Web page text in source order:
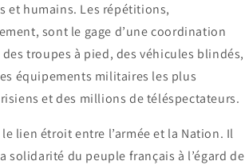
et humains. Les répétitions,
sont le gage d’une coordination
troupes à pied, des véhicules blindés,
équipements militaires les plus
et des millions de téléspectateurs.
lien étroit entre l’armée et la Nation. Il
solidarité du peuple français à l’égard de